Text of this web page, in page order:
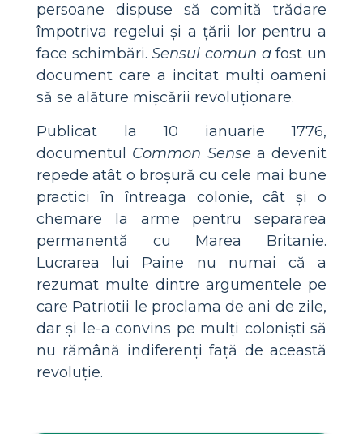
persoane dispuse să comită trădare
împotriva regelui și a țării lor pentru a
face schimbări.Sensul comun afost un
document care a incitat mulți oameni
să se alăture mișcării revoluționare.
Publicat la 10 ianuarie 1776,
documentul Common Sense a devenit
repede atât o broșură cu cele mai bune
practici în întreaga colonie, cât și o
chemare la arme pentru separarea
permanentă cu Marea Britanie.
Lucrarea lui Paine nu numai că a
rezumat multe dintre argumentele pe
care Patriotii le proclama de ani de zile,
dar și le-a convins pe mulți coloniști să
nu rămână indiferenți față de această
revoluție.